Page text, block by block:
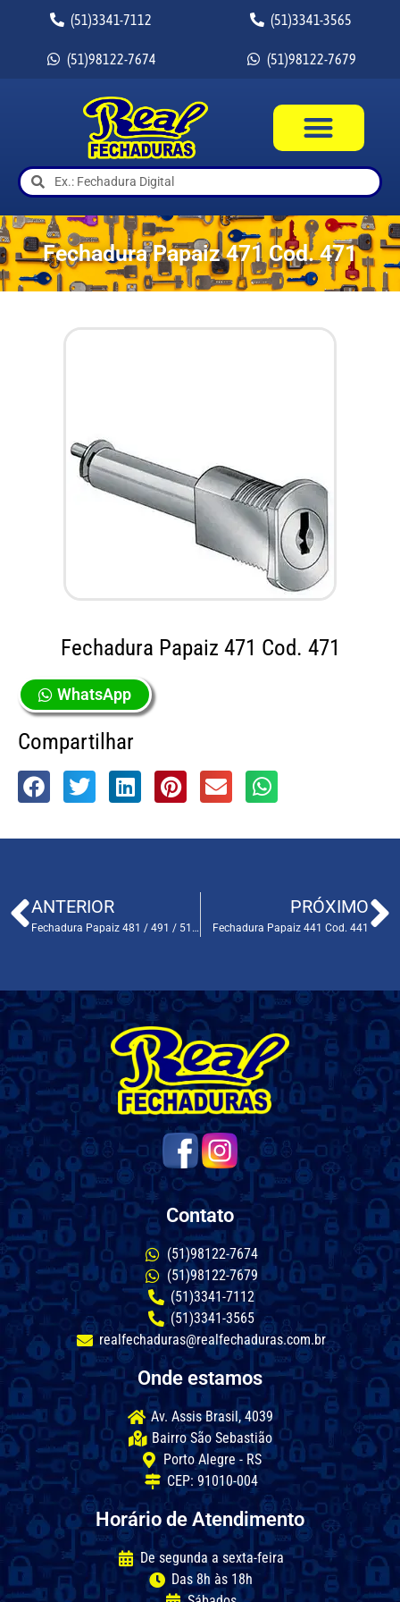
(51)3341-7112 (51)3341-3565
(51)98122-7674 (51)98122-7679
Fechadura Papaiz 471 Cod. 471
Fechadura Papaiz 471 Cod. 471
WhatsApp
Compartilhar
ANTERIOR
Fechadura Papaiz 481 / 491 / 511 Cod. 481
PRÓXIMO
Fechadura Papaiz 441 Cod. 441
Contato
(51)98122-7674
(51)98122-7679
(51)3341-7112
(51)3341-3565
realfechaduras@realfechaduras.com.br
Onde estamos
Av. Assis Brasil, 4039
Bairro São Sebastião
Porto Alegre - RS
CEP: 91010-004
Horário de Atendimento
De segunda a sexta-feira
Das 8h às 18h